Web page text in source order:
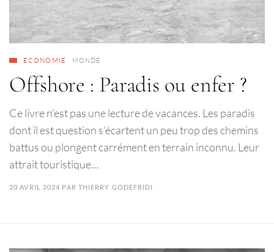
ECONOMIE MONDE
Offshore : Paradis ou enfer ?
Ce livre n’est pas une lecture de vacances. Les paradis
dont il est question s’écartent un peu trop des chemins
battus ou plongent carrément en terrain inconnu. Leur
attrait touristique…
20 AVRIL 2024 PAR THIERRY GODEFRIDI